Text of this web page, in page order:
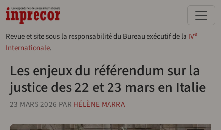
Aller au contenu principal
Revue et site sous la responsabilité du Bureau exécutif de la IVe
Internationale.
Les enjeux du référendum sur la
justice des 22 et 23 mars en Italie
23 MARS 2026 PAR HÉLÈNE MARRA